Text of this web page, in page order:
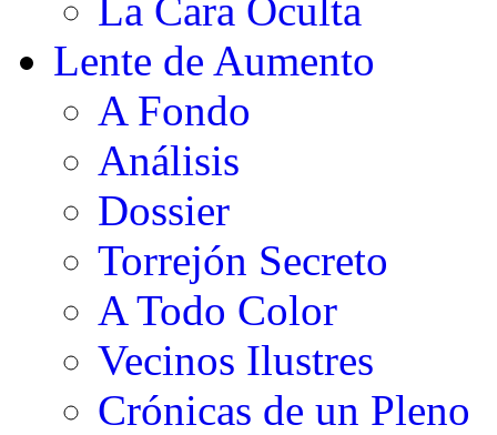
La Cara Oculta
Lente de Aumento
A Fondo
Análisis
Dossier
Torrejón Secreto
A Todo Color
Vecinos Ilustres
Crónicas de un Pleno